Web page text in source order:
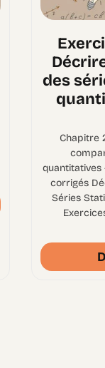
des
Chapitre
quantitatives
corrigés
Séries